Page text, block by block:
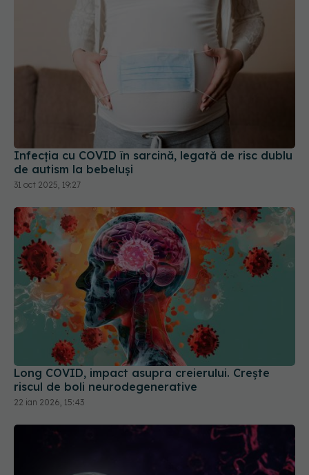
Infecția cu COVID în sarcină, legată de risc dublu
de autism la bebeluși
31 oct 2025, 19:27
Long COVID, impact asupra creierului. Crește
riscul de boli neurodegenerative
22 ian 2026, 15:43